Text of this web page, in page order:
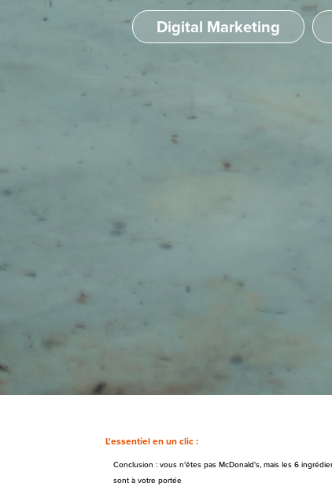
Digital Marketing
L'essentiel en un clic :
Conclusion : vous n'êtes pas McDonald's, mais les 6
sont à votre portée